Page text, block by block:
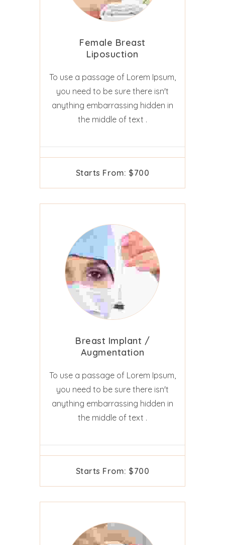
Female Breast
Liposuction
To use a passage of Lorem Ipsum,
you need to be sure there isn't
anything embarrassing hidden in
the middle of text .
Starts From: $700
Breast Implant /
Augmentation
To use a passage of Lorem Ipsum,
you need to be sure there isn't
anything embarrassing hidden in
the middle of text .
Starts From: $700